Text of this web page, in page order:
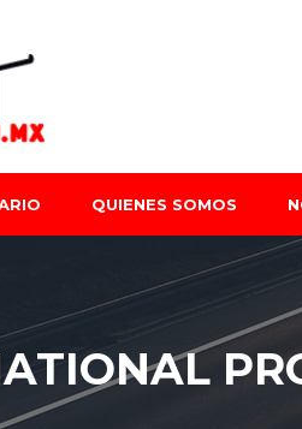
QUIENES SOMOS